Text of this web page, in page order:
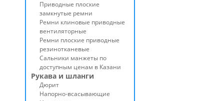
Приводные плоские
замкнутые ремни
Ремни клиновые приводные
вентиляторные
Ремни плоские приводные
резинотканевые
Сальники манжеты по
доступным ценам в Казани
Рукава и шланги
Дюрит
Напорно-всасывающие